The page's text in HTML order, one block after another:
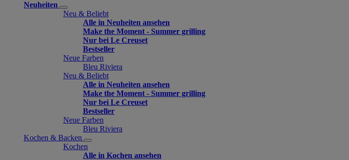
Neuheiten
Neu & Beliebt
Alle in Neuheiten ansehen
Make the Moment - Summer grilling
Nur bei Le Creuset
Bestseller
Neue Farben
Bleu Riviera
Neu & Beliebt
Alle in Neuheiten ansehen
Make the Moment - Summer grilling
Nur bei Le Creuset
Bestseller
Neue Farben
Bleu Riviera
Kochen & Backen
Kochen
Alle in Kochen ansehen